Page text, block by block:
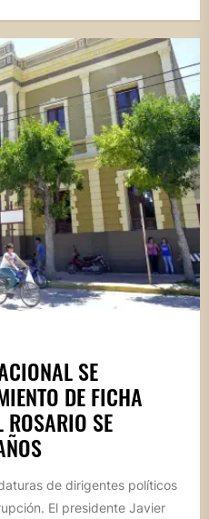
SE
DE FICHA
SE
de dirigentes políticos
El presidente Javier